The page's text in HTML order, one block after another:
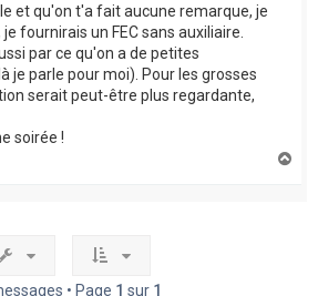
et qu'on t'a fait aucune remarque, je
fournirais un FEC sans auxiliaire.
par ce qu'on a de petites
je parle pour moi). Pour les grosses
serait peut-être plus regardante,
soirée !
• Page 1 sur 1